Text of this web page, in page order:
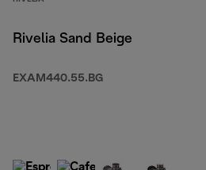
Rivelia Sand Beige
EXAM440.55.BG